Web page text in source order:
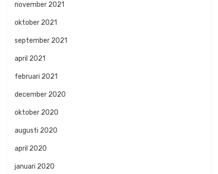
november 2021
oktober 2021
september 2021
april 2021
februari 2021
december 2020
oktober 2020
augusti 2020
april 2020
januari 2020